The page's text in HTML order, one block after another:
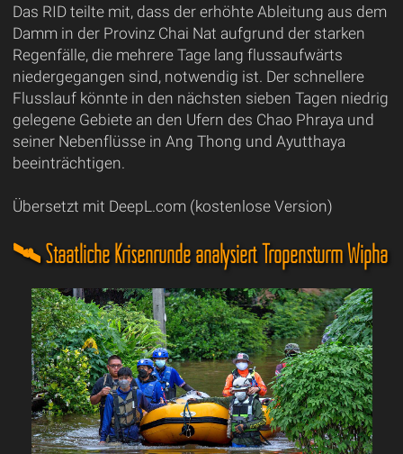
Das RID teilte mit, dass der erhöhte Ableitung aus dem
Damm in der Provinz Chai Nat aufgrund der starken
Regenfälle, die mehrere Tage lang flussaufwärts
niedergegangen sind, notwendig ist. Der schnellere
Flusslauf könnte in den nächsten sieben Tagen niedrig
gelegene Gebiete an den Ufern des Chao Phraya und
seiner Nebenflüsse in Ang Thong und Ayutthaya
beeinträchtigen.
Übersetzt mit DeepL.com (kostenlose Version)
🛰️ Staatliche Krisenrunde analysiert Tropensturm Wipha